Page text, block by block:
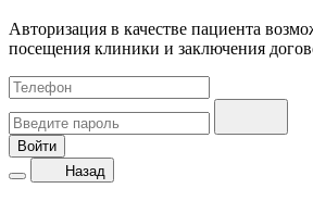
Авторизация в качестве пациента
посещения клиники и заключения
Войти
Назад